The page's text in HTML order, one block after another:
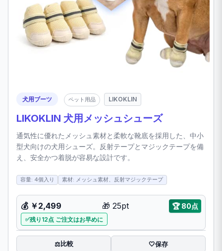
犬用ブーツ ペット用品 LIKOKLIN
LIKOKLIN 犬用メッシュシューズ
通気性に優れたメッシュ素材と柔軟な靴底を採用した、中小
型犬向けの犬用シューズ。反射テープとマジックテープを備
え、安全かつ着脱が容易な設計です。
容量: 4個入り 素材: メッシュ素材、反射マジックテープ
💰 ￥2,499 🎁 25pt 🏆80点
残り12点 ご注文はお早めに
⚖️比較 🤍保存